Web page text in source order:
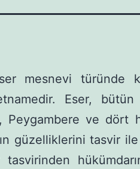
mesnevi türünde
Eser,
Peygambere ve dört
güzelliklerini tasvir
tasvirinden